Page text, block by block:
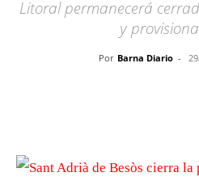
Litoral permanecerá
y
Por Barna Diario -